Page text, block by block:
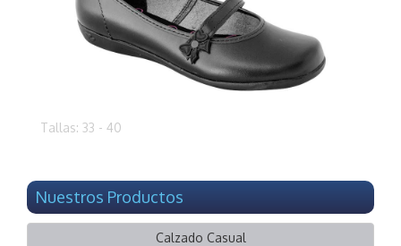
Tallas: 33 - 40
Nuestros Productos
Calzado Casual